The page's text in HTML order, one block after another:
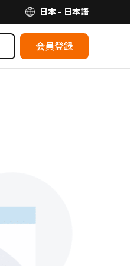
日本 - 日本語
会員登録